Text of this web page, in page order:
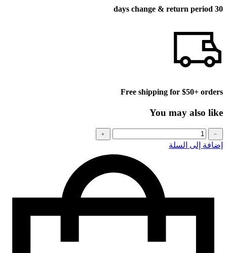
30 days change & return period
Free shipping for $50+ orders
You may also like
كمية
Baseball
cap
﹣
﹢
إضافة إلى السلة